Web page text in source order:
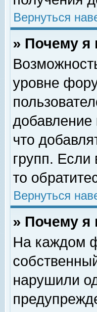
Вернуться
» Почему я
уровне
что
групп.
то
Вернуться
» Почему я
На каждом
нарушили